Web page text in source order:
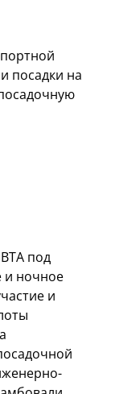
посадки на
под
и ночное
и